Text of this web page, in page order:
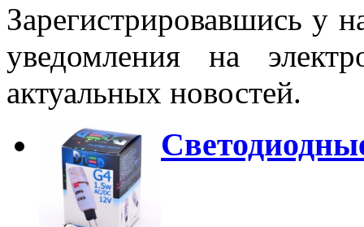
Зарегистрировавшись у
уведомления на
актуальных новостей.